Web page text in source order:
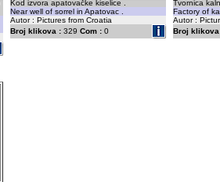
Kod izvora apatovačke kiselice .
Near well of sorrel in Apatovac .
Autor : Pictures from Croatia
Broj klikova : 329 Com : 0
Tvornica
Factory of
Autor :
Broj klikova